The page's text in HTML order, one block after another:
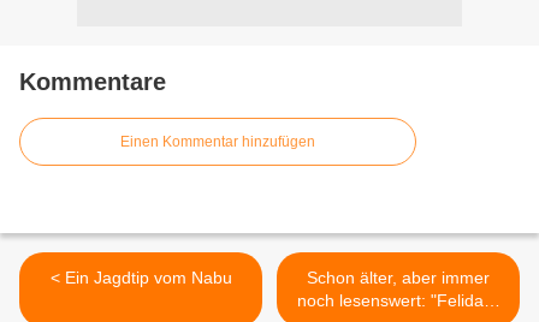
Kommentare
Einen Kommentar hinzufügen
< Ein Jagdtip vom Nabu
Schon älter, aber immer
noch lesenswert: "Felidae"